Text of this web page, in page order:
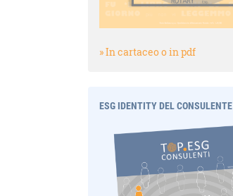
» In cartaceo o in pdf
ESG IDENTITY DEL CONSULENTE